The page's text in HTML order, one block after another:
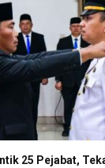
25 Pejabat,